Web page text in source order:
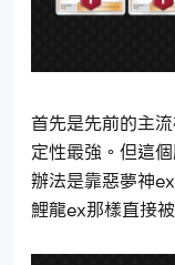
首先是先前的主
定性最強。但這
辦法是靠惡夢神
鯉龍ex那樣直接